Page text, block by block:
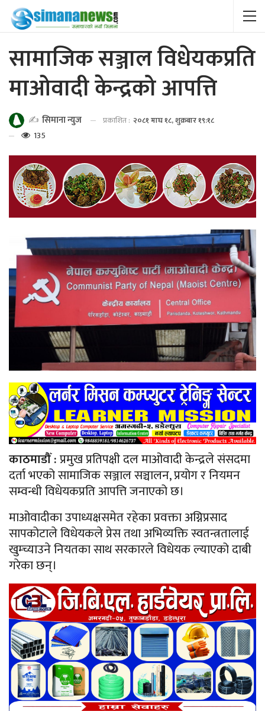
सामाजिक सञ्जाल विधेयकप्रति
माओवादी केन्द्रको आपत्ति
✍️ सिमाना न्युज प्रकाशित : २०८१ माघ १८, शुक्रबार १९:१८
135
काठमाडौँ :प्रमुख प्रतिपक्षी दल माओवादी केन्द्रले संसदमा
दर्ता भएको सामाजिक सञ्जाल सञ्चालन, प्रयोग र नियमन
सम्वन्धी विधेयकप्रति आपत्ति जनाएको छ।
माओवादीका उपाध्यक्षसमेत रहेका प्रवक्ता अग्निप्रसाद
सापकोटाले विधेयकले प्रेस तथा अभिव्यक्ति स्वतन्त्रतालाई
खुम्च्याउने नियतका साथ सरकारले विधेयक ल्याएको दाबी
गरेका छन्।